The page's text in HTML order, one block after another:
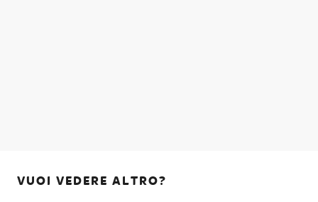
VUOI VEDERE ALTRO?